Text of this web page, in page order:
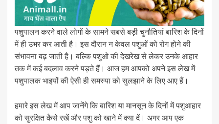
पशुपालन करने वाले लोगों के सामने सबसे बड़ी चुनौतियां बारिश के दिनों
में ही उभर कर आती है। इस दौरान न केवल पशुओं को रोग होने की
संभावना बढ़ जाती है। बल्कि पशुओ की देखरेख से लेकर उनके आहार
तक में कई बदलाव करने पड़ते हैं। आज हम आपको अपने इस लेख में
पशुपालक भाइयों की ऐसी ही समस्या को सुलझाने के लिए आए हैं।
हमारे इस लेख में आप जानेंगे कि बारिश या मानसून के दिनों में पशुआहार
को सुरक्षित कैसे रखें और पशु को खाने में क्या दें। अगर आप एक